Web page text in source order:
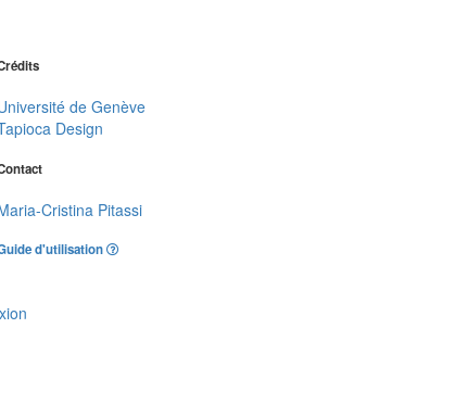
de Genève
Design
Cristina Pitassi
d'utilisation